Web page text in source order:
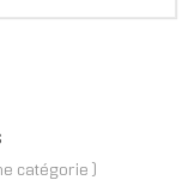
catégorie )